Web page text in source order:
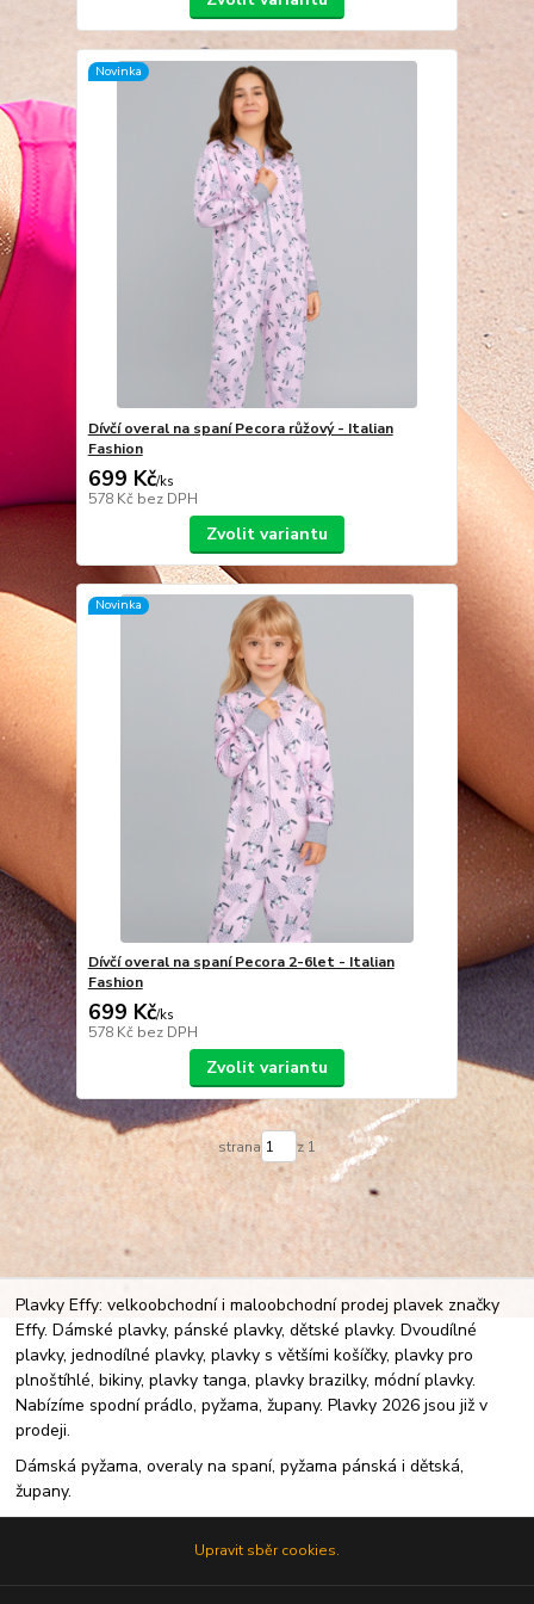
Novinka
Dívčí overal na spaní Pecora růžový - Italian
Fashion
699 Kč/ks
578 Kč bez DPH
Zvolit variantu
Novinka
Dívčí overal na spaní Pecora 2-6let - Italian
Fashion
699 Kč/ks
578 Kč bez DPH
Zvolit variantu
strana z 1
Plavky Effy: velkoobchodní i maloobchodní prodej plavek značky
Effy. Dámské plavky, pánské plavky, dětské plavky. Dvoudílné
plavky, jednodílné plavky, plavky s většími košíčky, plavky pro
plnoštíhlé, bikiny, plavky tanga, plavky brazilky, módní plavky.
Nabízíme spodní prádlo, pyžama, župany. Plavky 2026 jsou již v
prodeji.
Dámská pyžama, overaly na spaní, pyžama pánská i dětská,
župany.
Upravit sběr cookies.